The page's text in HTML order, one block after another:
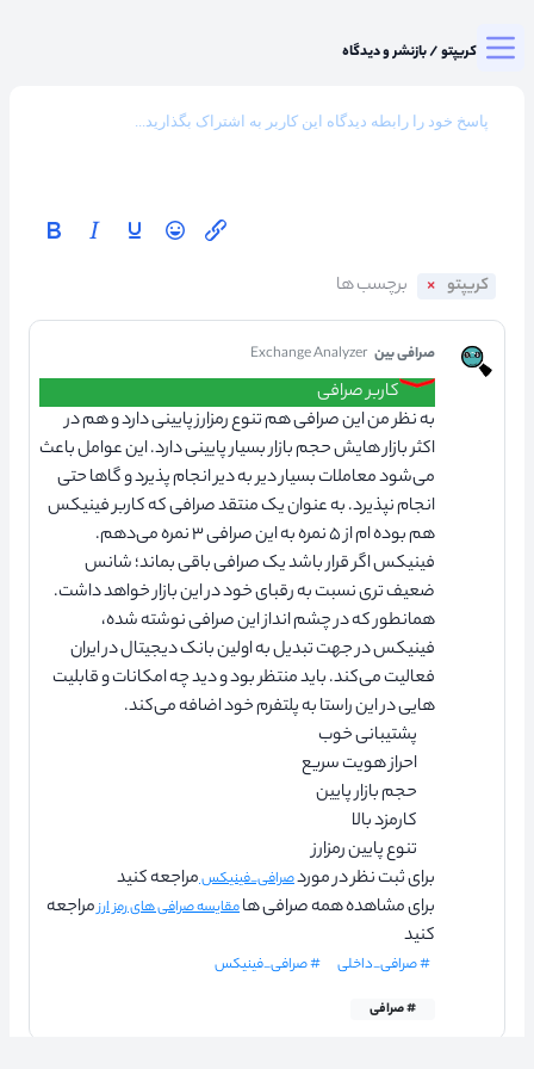
میزگرد کریپتو/بازنشر و دیدگاه
کریپتو
صرافی بین Exchange Analyzer
کاربر صرافی
به نظر من این صرافی هم تنوع رمزارز پایینی دارد و هم در
اکثر بازار هایش حجم بازار بسیار پایینی دارد. این عوامل باعث
می‌شود معاملات بسیار دیر به دیر انجام پذیرد و گاها حتی
انجام نپذیرد. به عنوان یک منتقد صرافی که کاربر فینیکس
هم بوده ام از ۵ نمره به این صرافی ۳ نمره می‌دهم.
فینیکس اگر قرار باشد یک صرافی باقی بماند؛ شانس
ضعیف تری نسبت به رقبای خود در این بازار خواهد داشت.
همانطور که در چشم انداز این صرافی نوشته شده،
فینیکس در جهت تبدیل به اولین بانک دیجیتال در ایران
فعالیت می‌کند. باید منتظر بود و دید چه امکانات و قابلیت
هایی در این راستا به پلتفرم خود اضافه می‌کند.
پشتیبانی خوب
احراز هویت سریع
حجم بازار پایین
کارمزد بالا
تنوع پایین رمزارز
برای ثبت نظر در موردصرافی_فینیکسمراجعه کنید
برای مشاهده همه صرافی هامقایسه صرافی های رمز ارزمراجعه
کنید
# صرافی_داخلی # صرافی_فینیکس
# صرافی